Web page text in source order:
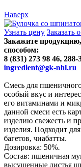
Наверх
Узнать цену Заказать
Закажите
способом:
8 (831) 273 98 46, 288-
ingredient@gk-nhl.ru
Смесь для
особый вкус и
его витаминами и
данной смеси есть
изделию свежесть и
изделия. Подходит
багетов, чиабатты.
Дозировка: 50%.
Состав: пшеничная
высушенные листья